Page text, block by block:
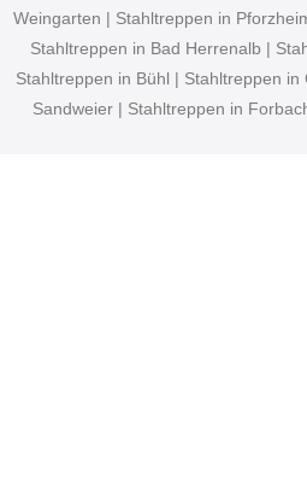
Weingarten | Stahltreppen in
Stahltreppen in Bad Herrenalb |
Stahltreppen in Bühl | Stahltreppen
Sandweier | Stahltreppen in